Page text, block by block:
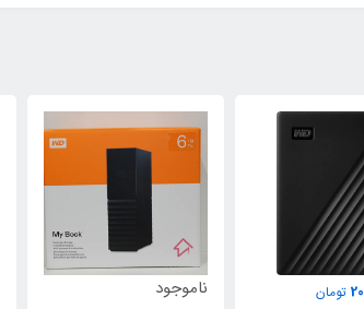
ناموجود